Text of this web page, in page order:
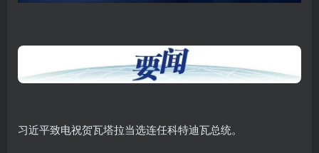
习近平致电祝贺瓦塔拉当选连任科特迪瓦总统。